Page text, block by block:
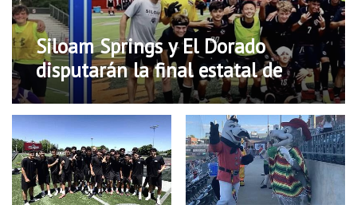
Siloam Springs y El Dorado
disputarán la final estatal de
soccer en Arkansas